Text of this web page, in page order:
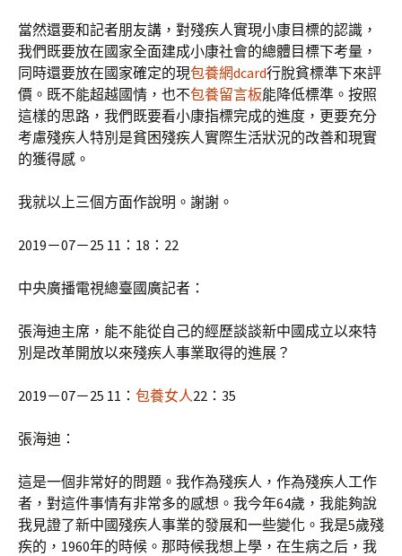
當然還要和記者朋友講，對殘疾人實現小康目標的認識，
我們既要放在國家全面建成小康社會的總體目標下考量，
同時還要放在國家確定的現包養網dcard行脫貧標準下來評
價。既不能超越國情，也不包養留言板能降低標準。按照
這樣的思路，我們既要看小康指標完成的進度，更要充分
考慮殘疾人特別是貧困殘疾人實際生活狀況的改善和現實
的獲得感。
我就以上三個方面作說明。謝謝。
2019－07－25 11：18：22
中央廣播電視總臺國廣記者：
張海迪主席，能不能從自己的經歷談談新中國成立以來特
別是改革開放以來殘疾人事業取得的進展？
2019－07－25 11： 包養女人22：35
張海迪：
這是一個非常好的問題。我作為殘疾人，作為殘疾人工作
者，對這件事情有非常多的感想。我今年64歲，我能夠說
我見證了新中國殘疾人事業的發展和一些變化。我是5歲殘
疾的，1960年的時候。那時候我想上學，在生病之后，我